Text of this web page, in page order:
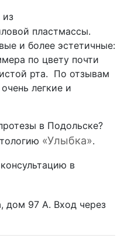
из
пластмассы.
и более эстетичные:
по цвету почти
рта. По отзывам
легкие и
в Подольске?
«Улыбка».
в
дом 97 А. Вход через